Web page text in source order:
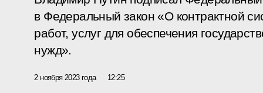
в Федеральный закон «О контрактной
работ, услуг для обеспечения
нужд».
2 ноября 2023 года 12:25